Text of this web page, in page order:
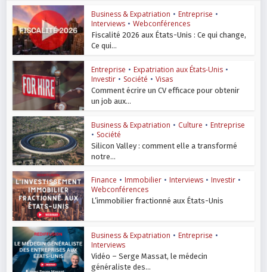
Business & Expatriation • Entreprise •
Interviews • Webconférences
Fiscalité 2026 aux États-Unis : Ce qui change,
Ce qui...
Entreprise • Expatriation aux États-Unis •
Investir • Société • Visas
Comment écrire un CV efficace pour obtenir
un job aux...
Business & Expatriation • Culture • Entreprise
• Société
Silicon Valley : comment elle a transformé
notre...
Finance • Immobilier • Interviews • Investir •
Webconférences
L’immobilier fractionné aux États-Unis
Business & Expatriation • Entreprise •
Interviews
Vidéo – Serge Massat, le médecin
généraliste des...